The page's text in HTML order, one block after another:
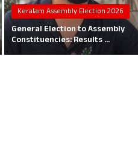
Keralam Assembly Election 2026
General Election to Assembly
Constituencies: Results ...